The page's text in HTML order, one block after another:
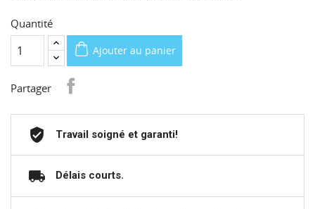
Quantité
Ajouter au panier
Partager
Travail soigné et garanti!
Délais courts.